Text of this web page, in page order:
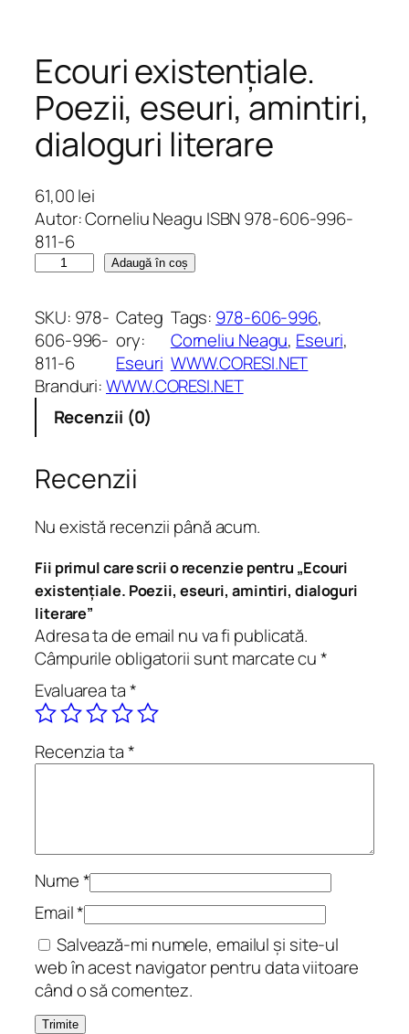
Ecouri existențiale.
Poezii, eseuri, amintiri,
dialoguri literare
61,00lei
Autor: Corneliu Neagu ISBN 978-606-996-
811-6
n
t
i
t
a
E
c
o
u
r
i
e
x
i
t
e
n
ț
e
.
P
o
e
z
i
i
Adaugă în coș
SKU: 978-
606-996-
811-6
Categ
ory:
Eseuri
Tags: 978-606-996
Corneliu Neagu, Eseuri
WWW.CORESI.NET
Branduri:WWW.CORESI.NET
Recenzii (0)
Recenzii
Nu există recenzii până acum.
Fii primul care scrii o recenzie pentru „Ecouri
existențiale. Poezii, eseuri, amintiri, dialoguri
literare”
Adresa ta de email nu va fi publicată.
Câmpurile obligatorii sunt marcate cu*
Evaluarea ta*
Recenzia ta*
Nume*
Email*
Salvează-mi numele, emailul și site-ul
web în acest navigator pentru data viitoare
când o să comentez.